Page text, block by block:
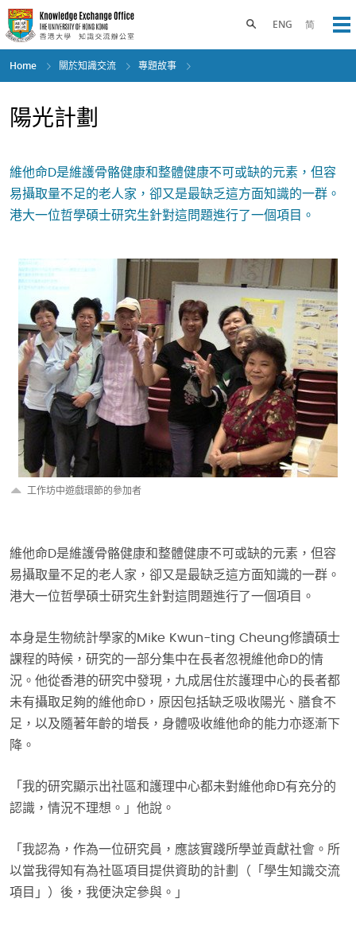
Skip
to
main
content
ENG 简
Toggle search panel
Home 關於知識交流 專題故事
陽光計劃
維他命D是維護骨骼健康和整體健康不可或缺的元素，但容
易攝取量不足的老人家，卻又是最缺乏這方面知識的一群。
港大一位哲學碩士研究生針對這問題進行了一個項目。
工作坊中遊戲環節的參加者
維他命D是維護骨骼健康和整體健康不可或缺的元素，但容
易攝取量不足的老人家，卻又是最缺乏這方面知識的一群。
港大一位哲學碩士研究生針對這問題進行了一個項目。
本身是生物統計學家的Mike Kwun-ting Cheung修讀碩士
課程的時候，研究的一部分集中在長者忽視維他命D的情
況。他從香港的研究中發現，九成居住於護理中心的長者都
未有攝取足夠的維他命D，原因包括缺乏吸收陽光、膳食不
足，以及隨著年齡的增長，身體吸收維他命的能力亦逐漸下
降。
「我的研究顯示出社區和護理中心都未對維他命D有充分的
認識，情況不理想。」他說。
「我認為，作為一位研究員，應該實踐所學並貢獻社會。所
以當我得知有為社區項目提供資助的計劃（「學生知識交流
項目」）後，我便決定參與。」